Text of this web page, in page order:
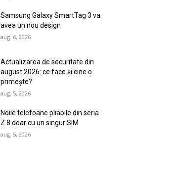
Samsung Galaxy SmartTag 3 va
avea un nou design
aug. 6, 2026
Actualizarea de securitate din
august 2026: ce face și cine o
primește?
aug. 5, 2026
Noile telefoane pliabile din seria
Z 8 doar cu un singur SIM
aug. 5, 2026